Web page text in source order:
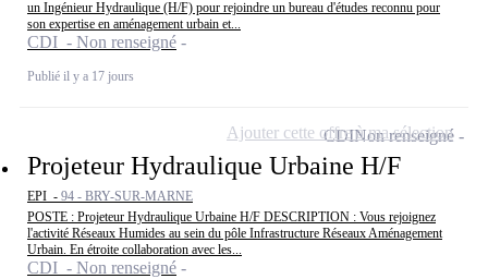
un Ingénieur Hydraulique (H/F) pour rejoindre un bureau d'études reconnu pour
son expertise en aménagement urbain et...
CDI - Non renseigné
Publié il y a 17 jours
Projeteur Hydraulique Urbaine H/F
EPI - 94 - BRY-SUR-MARNE
POSTE : Projeteur Hydraulique Urbaine H/F DESCRIPTION : Vous rejoignez
l'activité Réseaux Humides au sein du pôle Infrastructure Réseaux Aménagement
Urbain. En étroite collaboration avec les...
CDI - Non renseigné
CDINon renseigné
Ajouter cette offre à ma sélection